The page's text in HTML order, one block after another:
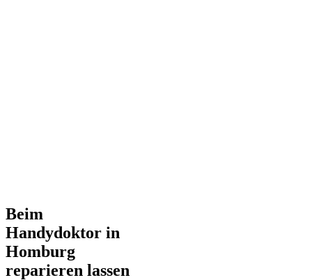
Beim
Handydoktor in
Homburg
reparieren lassen